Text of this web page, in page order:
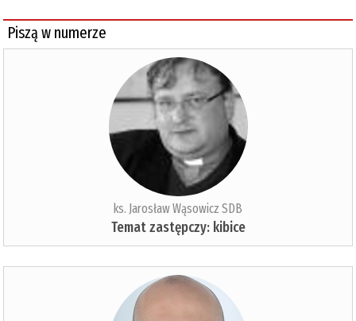
Piszą w numerze
ks. Jarosław Wąsowicz SDB
Temat zastępczy: kibice